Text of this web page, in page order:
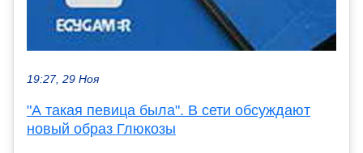
19:27, 29 Ноя
"А такая певица была". В сети обсуждают
новый образ Глюкозы